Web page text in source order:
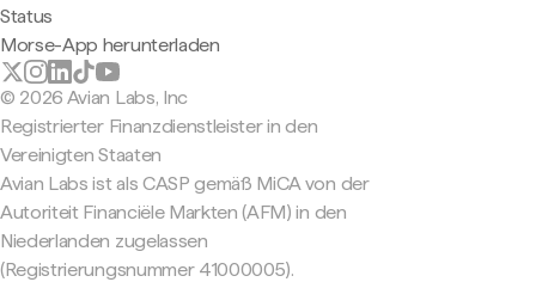
Status
Morse-App herunterladen
© 2026 Avian Labs, Inc
Registrierter Finanzdienstleister in den
Vereinigten Staaten
Avian Labs ist als CASP gemäß MiCA von der
Autoriteit Financiële Markten (AFM) in den
Niederlanden zugelassen
(Registrierungsnummer 41000005).